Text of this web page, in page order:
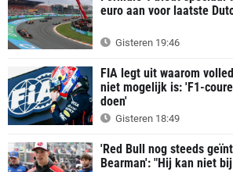
euro aan voor laatste
Gisteren 19:46
FIA legt uit waarom
niet mogelijk is: 'F1-
doen'
Gisteren 18:49
'Red Bull nog steeds
Bearman': "Hij kan niet